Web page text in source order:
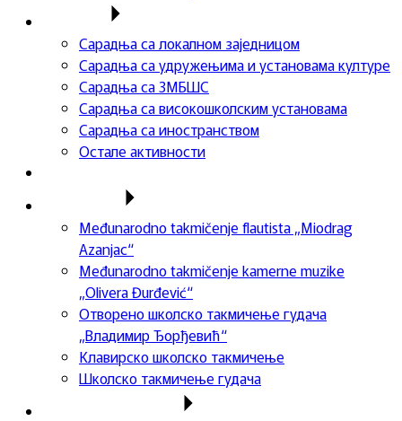
Сарадња са локалном заједницом
Сарадња са удружењима и установама културе
Сарадња са ЗМБШС
Сарадња са високошколским установама
Сарадња са иностранством
Остале активности
Međunarodno takmičenje flautista „Miodrag
Azanjac“
Međunarodno takmičenje kamerne muzike
„Olivera Đurđević“
Отворено школско такмичење гудача
„Владимир Ђорђевић“
Клавирско школско такмичење
Школско такмичење гудача